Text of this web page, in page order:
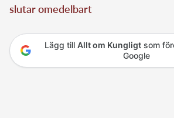
slutar omedelbart
Lägg till Allt om Kungligtsom
Google